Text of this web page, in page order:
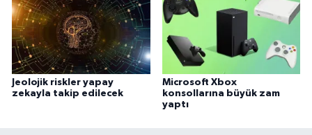
Jeolojik riskler yapay
zekayla takip edilecek
Microsoft Xbox
konsollarına büyük zam
yaptı